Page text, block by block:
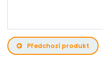
Předchozí produkt